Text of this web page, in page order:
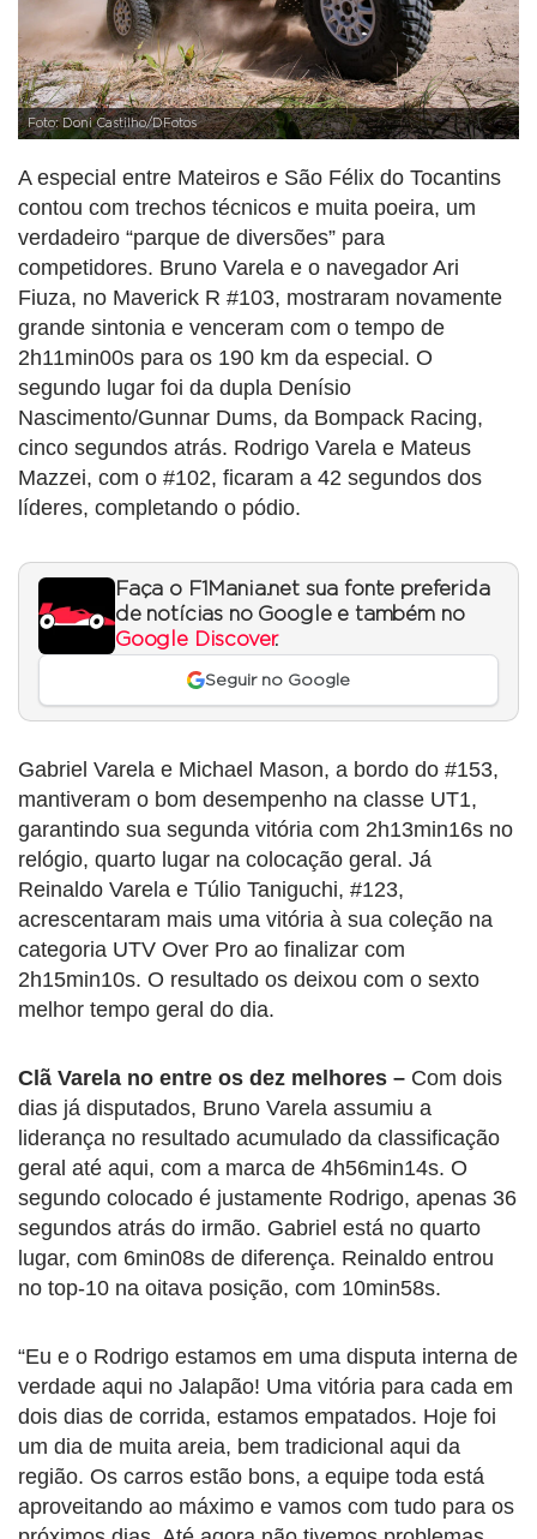
Foto: Doni Castilho/DFotos
A especial entre Mateiros e São Félix do Tocantins
contou com trechos técnicos e muita poeira, um
verdadeiro “parque de diversões” para
competidores. Bruno Varela e o navegador Ari
Fiuza, no Maverick R #103, mostraram novamente
grande sintonia e venceram com o tempo de
2h11min00s para os 190 km da especial. O
segundo lugar foi da dupla Denísio
Nascimento/Gunnar Dums, da Bompack Racing,
cinco segundos atrás. Rodrigo Varela e Mateus
Mazzei, com o #102, ficaram a 42 segundos dos
líderes, completando o pódio.
Faça o F1Mania.net sua fonte preferida
de notícias no Google e também no
Google Discover.
Seguir no Google
Gabriel Varela e Michael Mason, a bordo do #153,
mantiveram o bom desempenho na classe UT1,
garantindo sua segunda vitória com 2h13min16s no
relógio, quarto lugar na colocação geral. Já
Reinaldo Varela e Túlio Taniguchi, #123,
acrescentaram mais uma vitória à sua coleção na
categoria UTV Over Pro ao finalizar com
2h15min10s. O resultado os deixou com o sexto
melhor tempo geral do dia.
Clã Varela no entre os dez melhores – Com dois
dias já disputados, Bruno Varela assumiu a
liderança no resultado acumulado da classificação
geral até aqui, com a marca de 4h56min14s. O
segundo colocado é justamente Rodrigo, apenas 36
segundos atrás do irmão. Gabriel está no quarto
lugar, com 6min08s de diferença. Reinaldo entrou
no top-10 na oitava posição, com 10min58s.
“Eu e o Rodrigo estamos em uma disputa interna de
verdade aqui no Jalapão! Uma vitória para cada em
dois dias de corrida, estamos empatados. Hoje foi
um dia de muita areia, bem tradicional aqui da
região. Os carros estão bons, a equipe toda está
aproveitando ao máximo e vamos com tudo para os